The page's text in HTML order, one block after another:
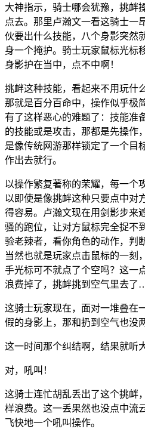
大神指示，骑士哪会犹豫，挑衅
点去。那里卢瀚文一看这骑士一
伙要出什么技能，八个身影突然
身一个掩护。骑士玩家鼠标光标
身影护在当中，点不中啊！
挑衅这种技能，看起来不用玩什
那就是百分百命中，操作似乎极
有了这样恶心的难题了：技能准
的技能或是攻击，那都是先操作
是像传统网游那样锁定了一个目
作出去就行。
以操作繁复著称的荣耀，每一个
以即使是像挑衅这种只要点中对
得容易。卢瀚文现在用剑影步来
骚的跑位，让对方鼠标完全捉不
验老辣者，看你角色的动作，判
当然也就是玩家点击鼠标的一刻
手光标可不就点了个空吗？这一
浪费掉了，挑衅挑到空气里去
这骑士玩家现在，面对一堆叠在
假的身影上，那和扔到空气也没
这一时间那个纠结啊，结果就听
对，吼叫！
这骑士连忙胡乱丢出了这个挑衅
样浪费。这一丢果然也没点中流
飞快地一个吼叫操作。